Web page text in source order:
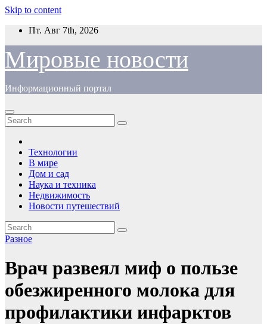
Skip to content
Пт. Авг 7th, 2026
Мировые новости
Информационный портал
Технологии
В мире
Дом и сад
Наука и техника
Недвижимость
Новости путешествий
Разное
Врач развеял миф о пользе
обезжиренного молока для
профилактики инфарктов